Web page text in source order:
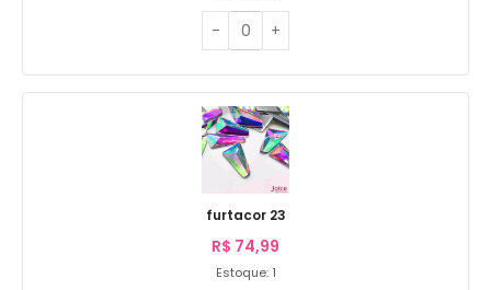
furtacor 23
R$ 74,99
Estoque: 1